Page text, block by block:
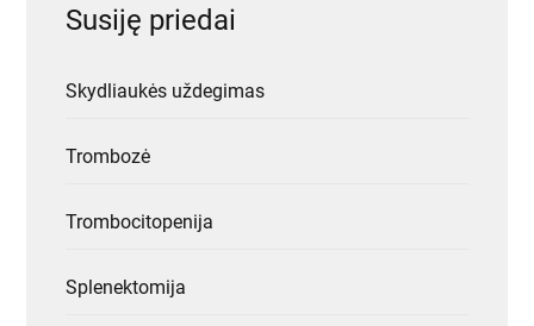
Susiję priedai
Skydliaukės uždegimas
Trombozė
Trombocitopenija
Splenektomija